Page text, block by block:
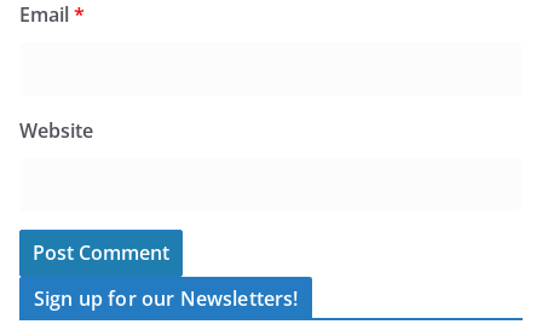
Email*
Website
Sign up for our Newsletters!